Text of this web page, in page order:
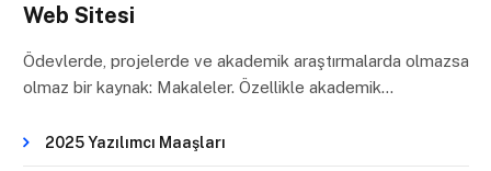
Web Sitesi
Ödevlerde, projelerde ve akademik araştırmalarda olmazsa
olmaz bir kaynak: Makaleler. Özellikle akademik…
2025 Yazılımcı Maaşları